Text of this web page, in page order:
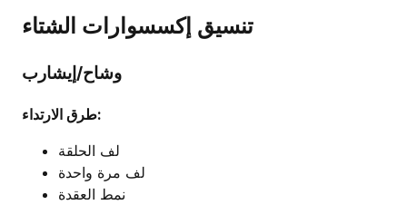
تنسيق إكسسوارات الشتاء
وشاح/إيشارب
طرق الارتداء:
لف الحلقة
لف مرة واحدة
نمط العقدة